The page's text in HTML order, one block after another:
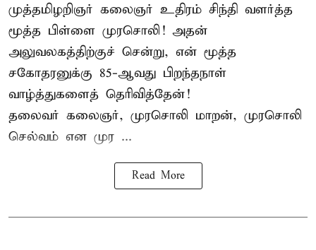
முத்தமிழறிஞர் கலைஞர் உதிரம் சிந்தி வளர்த்த
மூத்த பிள்ளை முரசொலி! அதன்
அலுவலகத்திற்குச் சென்று, என் மூத்த
சகோதரனுக்கு 85-ஆவது பிறந்தநாள்
வாழ்த்துகளைத் தெரிவித்தேன்!
தலைவர் கலைஞர், முரசொலி மாறன், முரசொலி
செல்வம் என முர ...
Read More